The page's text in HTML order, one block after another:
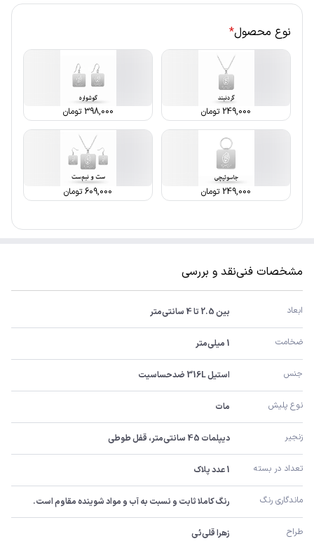
نوع محصول*
249,000 تومان 398,000 تومان
249,000 تومان 609,000تومان
مشخصات فنینقد و بررسی
ابعاد بین 2.5 تا 4 سانتی‌متر
ضخامت 1 میلی‌متر
جنس استیل 316L ضدحساسیت
نوع پلیش مات
زنجیر دیپلمات 45 سانتی‌متر، قفل طوطی
تعداد در بسته 1 عدد پلاک
ماندگاری رنگ رنگ کاملا ثابت و نسبت به آب و مواد شوینده مقاوم است.
طراح زهرا قلی‌ئی